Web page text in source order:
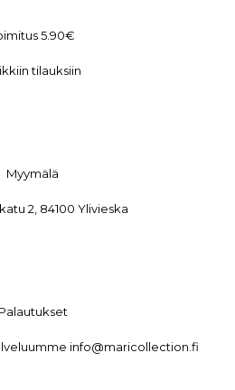
5.90€
tilauksiin
Myymälä
2, 84100 Ylivieska
Palautukset
info@maricollection.fi